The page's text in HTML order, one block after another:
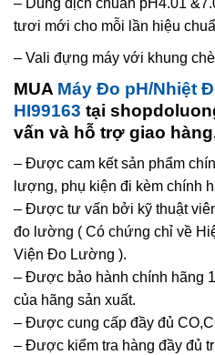
tươi mới cho mỗi lần hiệu
– Vali đựng máy với khung
MUA Máy Đo pH/Nhiệt
HI99163 tại
vấn và hỗ trợ giao
– Được cam kết sản phẩm
lượng, phụ kiện đi kèm chính
– Được tư vấn bởi kỹ thuật
đo lường ( Có chứng chỉ về
Viện Đo Lường ).
– Được bảo hành chính hãng
của hãng sản xuất.
– Được cung cấp đầy đủ
– Được kiểm tra hàng đầy đủ